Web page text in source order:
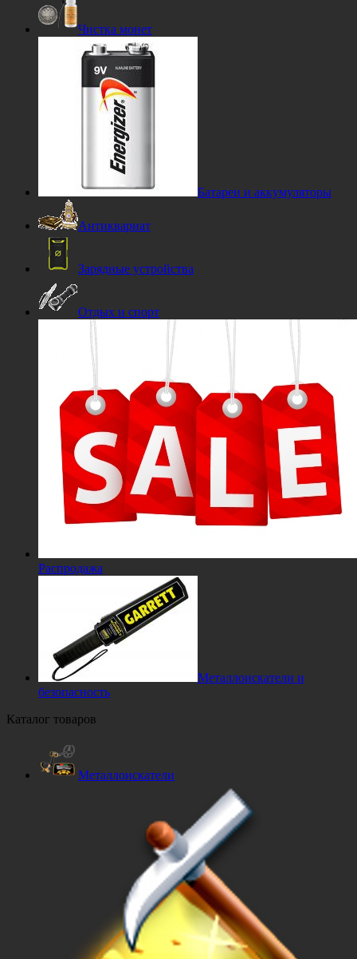
Чистка монет
Батареи и аккумуляторы
Антиквариат
Зарядные устройства
Отдых и спорт
Распродажа
Металлоискатели и
безопасность
Каталог товаров
Металлоискатели